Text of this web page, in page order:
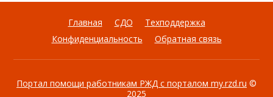
Главная СДО
Техподдержка
Конфиденциальность
Обратная связь
Портал помощи работникам РЖД с порталом my.rzd.ru ©
2025